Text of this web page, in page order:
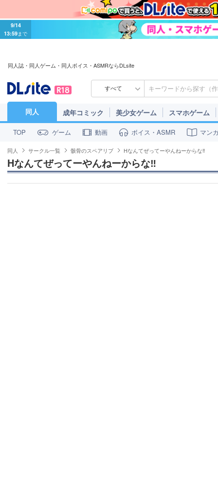
9/14
13:59まで
同人誌・同人ゲーム・同人ボイス・ASMRならDLsite
すべて
同人 成年コミック 美少女ゲーム スマホゲーム
TOP ゲーム 動画 ボイス・ASMR マン
同人 サークル一覧 骸骨のスペアリブ Hなんてぜってーやんねーからな‼
Hなんてぜってーやんねーからな‼